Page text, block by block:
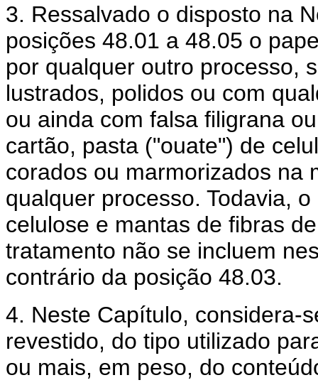
3. Ressalvado o disposto na
posições 48.01 a 48.05 o
por qualquer outro processo,
lustrados, polidos ou com
ou ainda com falsa filigrana
cartão, pasta ("ouate") de
corados ou marmorizados na
qualquer processo. Todavia,
celulose e mantas de fibras
tratamento não se incluem
contrário da posição 48.03.
4. Neste Capítulo, considera-
revestido, do tipo utilizado
ou mais, em peso, do